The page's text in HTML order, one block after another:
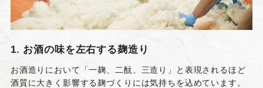
1. お酒の味を左右する麹造り
お酒造りにおいて「一麹、二酛、三造り」と表現されるほど
酒質に大きく影響する麹づくりには気持ちを込めています。